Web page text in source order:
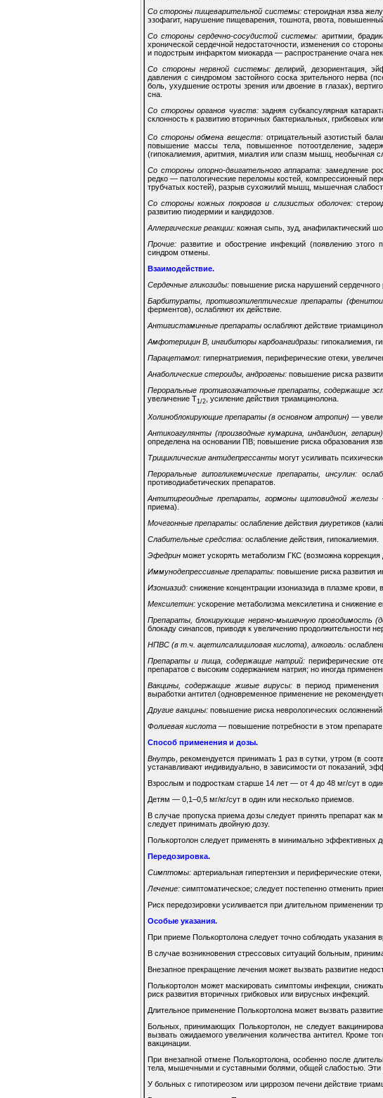
Со стороны пищеварительной системы:стероидная язва
эзофагит, нарушение пищеварения, тошнота, рвота,
Со стороны сердечно-сосудистой системы: аритмии,
хронической сердечной недостаточности, изменения со
и подострым инфарктом миокарда — распространение очага
Со стороны нервной системы:делирий, дезориентация,
давления с синдромом застойного соска зрительного
боль, ухудшение остроты зрения или двоение в глазах),
сна.
Со стороны органов чувств:задняя субкапсулярная
склонность к развитию вторичных бактериальных, грибковых
Со стороны обмена веществ: отрицательный азотистый
повышение массы тела, повышенное потоотделение,
(гипокалиемия, аритмия, миалгия или спазм мышц, необычная
Со стороны опорно-двигательного аппарата: замедление
редко — патологические переломы костей, компрессионный
трубчатых костей), разрыв сухожилий мышц, мышечная
Со стороны кожных покровов и слизистых оболочек:
развитию пиодермии и кандидозов.
Аллергические реакции: кожная сыпь, зуд, анафилактический
Прочие: развитие и обострение инфекций (появлению этого
синдром отмены.
Взаимодействие.
Сердечные гликозиды: повышение риска нарушений сердечного
Барбитураты, противоэпилептические препараты
ферментов), ослабляют их действие.
Антигистаминные препараты ослабляют действие
Амфотерицин В, ингибиторы карбоангидразы: гипокалиемия,
Парацетамол: гипернатриемия, периферические отеки,
Анаболические стероиды, андрогены: повышение риска
Пероральные противозачаточные препараты, содержащие
увеличение T1/2 , усиление действия триамцинолона.
Холиноблокирующие препараты (в основном атропин) —
Антикоагулянты (производные кумарина, индандион,
определена на основании ПВ; повышение риска образования
Трициклические антидепрессанты могут усиливать
Пероральные гипогликемические препараты, инсулин:
противодиабетических препаратов.
Антитиреоидные препараты, гормоны щитовидной железы
приема).
Мочегонные препараты: ослабление действия диуретиков
Слабительные средства: ослабление действия, гипокалиемия.
Эфедрин может ускорять метаболизм ГКС (возможна коррекция
Иммунодепрессивные препараты: повышение риска развития
Изониазид: снижение концентрации изониазида в плазме
Мексилетин: ускорение метаболизма мексилетина и снижение
Препараты, блокирующие нервно-мышечную проводимость
блокаду синапсов, приводя к увеличению продолжительности
НПВС (в т.ч. ацетилсалициловая кислота), алкоголь:
Препараты и пища, содержащие натрий: периферические
препаратов с высоким содержанием натрия; но иногда
Вакцины, содержащие живые вирусы:в период применения
выработки антител (одновременное применение не
Другие вакцины: повышение риска неврологических
Фолиевая кислота — повышение потребности в этом препарате.
Способ применения и дозы.
Внутрь , рекомендуется принимать 1 раз в сутки, утром (в
устанавливают индивидуально, в зависимости от показаний,
Взрослым и подросткам старше 14 лет — от 4 до 48 мг/сут в
Детям — 0,1–0,5 мг/кг/сут в один или несколько приемов.
В случае пропуска приема дозы следует принять препарат
следует принимать двойную дозу.
Полькортолон следует применять в минимально эффективных
Передозировка.
Симптомы: артериальная гипертензия и периферические
Лечение: симптоматическое; следует постепенно отменить
Риск передозировки усиливается при длительном применении
Особые указания.
При приеме Полькортолона следует точно соблюдать указания
В случае возникновения стрессовых ситуаций больным,
Внезапное прекращение лечения может вызвать развитие
Полькортолон может маскировать симптомы инфекции,
риск развития вторичных грибковых или вирусных инфекций.
Длительное применение Полькортолона может вызвать
Больных, принимающих Полькортолон, не следует
вызвать ожидаемого увеличения количества антител. Кроме
вакцинации.
При внезапной отмене Полькортолона, особенно после
тела, мышечными и суставными болями, общей слабостью. Эти
У больных с гипотиреозом или циррозом печени действие